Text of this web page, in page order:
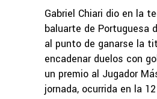
Gabriel Chiari dio en la
baluarte de Portuguesa
al punto de ganarse la
encadenar duelos con
un premio al Jugador
jornada, ocurrida en la